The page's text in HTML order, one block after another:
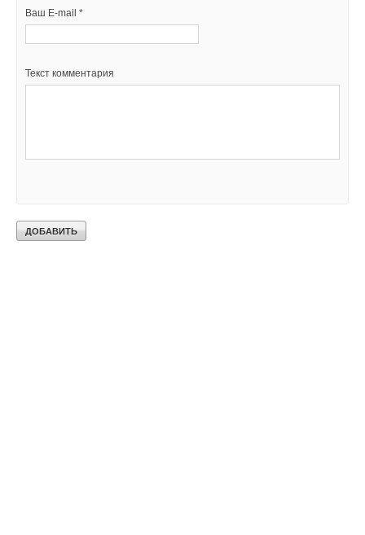
Ваш E-mail *
Текст комментария